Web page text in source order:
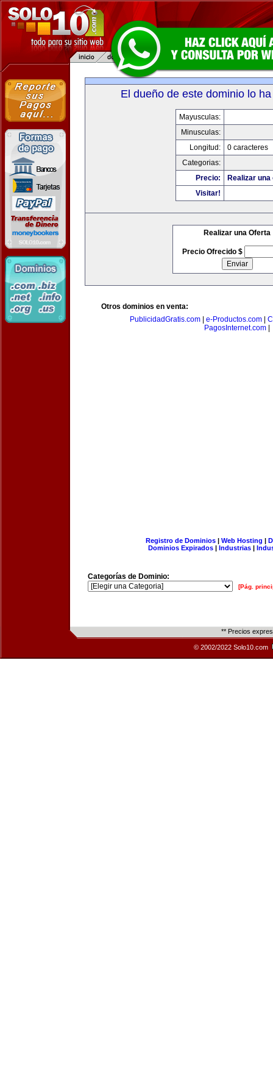
El dueño de este dominio lo
Mayusculas:
Minusculas:
Longitud:
0 caracteres
Categorias:
Precio:
Realizar
Visitar!
Realizar una Oferta
Precio Ofrecido $
Otros dominios en venta:
PublicidadGratis.com
e-Productos.com
PagosInternet.com
Registro de Dominios| Web Hosting |
Dominios Expirados | Industrias |
Categorías de Dominio:
[Pág.
** Precios
© 2002/2022 Solo10.com